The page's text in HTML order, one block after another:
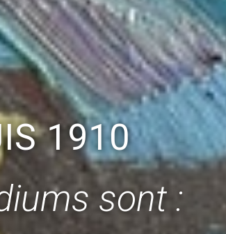
1910
sont :